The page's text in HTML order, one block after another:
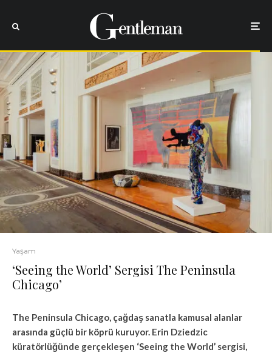
Yaşam
‘Seeing the World’ Sergisi The Peninsula
Chicago’
The Peninsula Chicago, çağdaş sanatla kamusal alanlar
arasında güçlü bir köprü kuruyor. Erin Dziedzic
küratörlüğünde gerçekleşen ‘Seeing the World’ sergisi,